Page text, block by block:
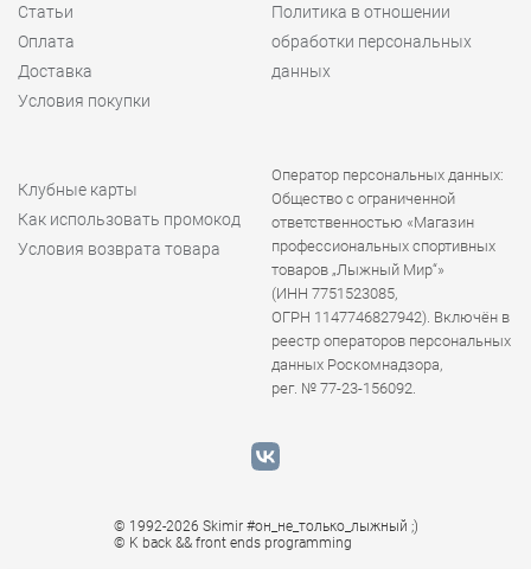
Статьи
Оплата
Доставка
Условия покупки
Политика в отношении
обработки персональных
данных
Клубные карты
Как использовать промокод
Условия возврата товара
Оператор персональных данных:
Общество с ограниченной
ответственностью «Магазин
профессиональных спортивных
товаров „Лыжный Мир“»
(ИНН 7751523085,
ОГРН 1147746827942). Включён в
реестр операторов персональных
данных Роскомнадзора,
рег. № 77-23-156092.
© 1992-2026 Skimir #он_не_только_лыжный ;)
© K back && front ends programming